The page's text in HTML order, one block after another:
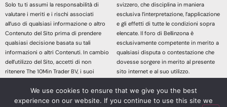
Solo tu ti assumi la responsabilità di
valutare i meriti e i rischi associati
all’uso di qualsiasi informazione o altro
Contenuto del Sito prima di prendere
qualsiasi decisione basata su tali
informazioni o altri Contenuti. In cambio
dell’utilizzo del Sito, accetti di non
ritenere The 10Min Trader BV, i suoi
servizi responsabile di eventuali
richieste di risarcimento danni derivanti
svizzero, che disciplina in maniera
esclusiva l’interpretazione, l’applicazione
e gli effetti di tutte le condizioni sopra
elencate. Il foro di Bellinzona è
esclusivamente competente in merito a
qualsiasi disputa o contestazione che
dovesse sorgere in merito al presente
sito internet e al suo utilizzo.
dei contenuti di questo sito Web
dichiari di aver letto, compreso e
We use cookies to ensure that we give you the best
experience on our website. If you continue to use this site we